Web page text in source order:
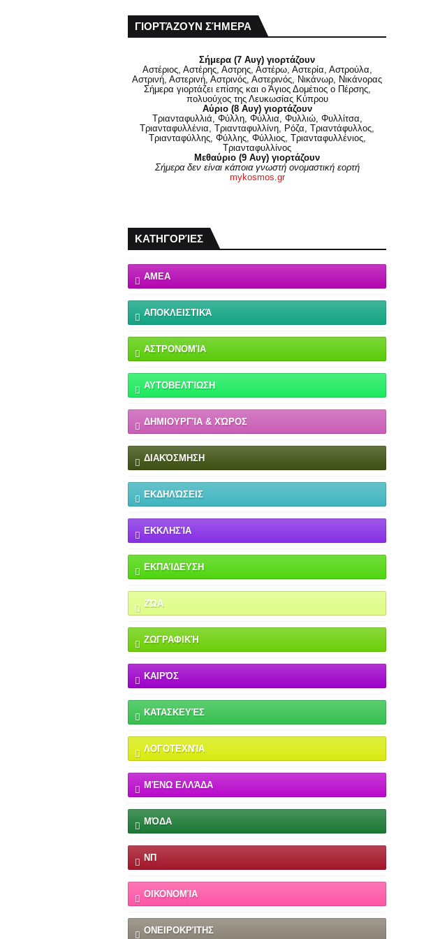
ΓΙΟΡΤΆΖΟΥΝ ΣΉΜΕΡΑ
Σήμερα (7 Αυγ) γιορτάζουν
Αστέριος, Αστέρης, Αστρης, Αστέρω, Αστερία, Αστρούλα,
Αστρινή, Αστερινή, Αστρινός, Αστερινός, Νικάνωρ, Νικάνορας
Σήμερα γιορτάζει επίσης και ο Άγιος Δομέτιος ο Πέρσης,
πολυούχος της Λευκωσίας Κύπρου
Αύριο (8 Αυγ) γιορτάζουν
Τριανταφυλλιά, Φύλλη, Φύλλια, Φυλλιώ, Φυλλίτσα,
Τριανταφυλλένια, Τριανταφυλλίνη, Ρόζα, Τριαντάφυλλος,
Τριανταφύλλης, Φύλλης, Φύλλιος, Τριανταφυλλένιος,
Τριανταφυλλίνος
Μεθαύριο (9 Αυγ) γιορτάζουν
Σήμερα δεν είναι κάποια γνωστή ονομαστική εορτή
mykosmos.gr
ΚΑΤΗΓΟΡΊΕΣ
ΑΜΕΑ
ΑΠΟΚΛΕΙΣΤΙΚΆ
ΑΣΤΡΟΝΟΜΊΑ
ΑΥΤΟΒΕΛΤΊΩΣΗ
ΔΗΜΙΟΥΡΓΊΑ & ΧΏΡΟΣ
ΔΙΑΚΌΣΜΗΣΗ
ΕΚΔΗΛΏΣΕΙΣ
ΕΚΚΛΗΣΊΑ
ΕΚΠΑΊΔΕΥΣΗ
ΖΏΑ
ΖΩΓΡΑΦΙΚΉ
ΚΑΙΡΌΣ
ΚΑΤΑΣΚΕΥΈΣ
ΛΟΓΟΤΕΧΝΊΑ
ΜΈΝΩ ΕΛΛΆΔΑ
ΜΌΔΑ
ΝΠ
ΟΙΚΟΝΟΜΊΑ
ΟΝΕΙΡΟΚΡΊΤΗΣ